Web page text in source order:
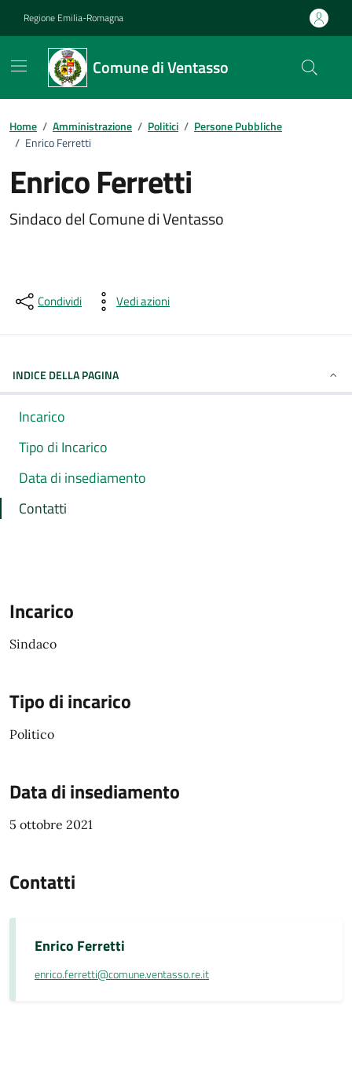
Regione Emilia-Romagna
Comune di Ventasso
Home / Amministrazione / Politici / Persone Pubbliche
/ Enrico Ferretti
Enrico Ferretti
Sindaco del Comune di Ventasso
Condividi Vedi azioni
INDICE DELLA PAGINA
Incarico
Tipo di Incarico
Data di insediamento
Contatti
Incarico
Sindaco
Tipo di incarico
Politico
Data di insediamento
5 ottobre 2021
Contatti
Enrico Ferretti
enrico.ferretti@comune.ventasso.re.it